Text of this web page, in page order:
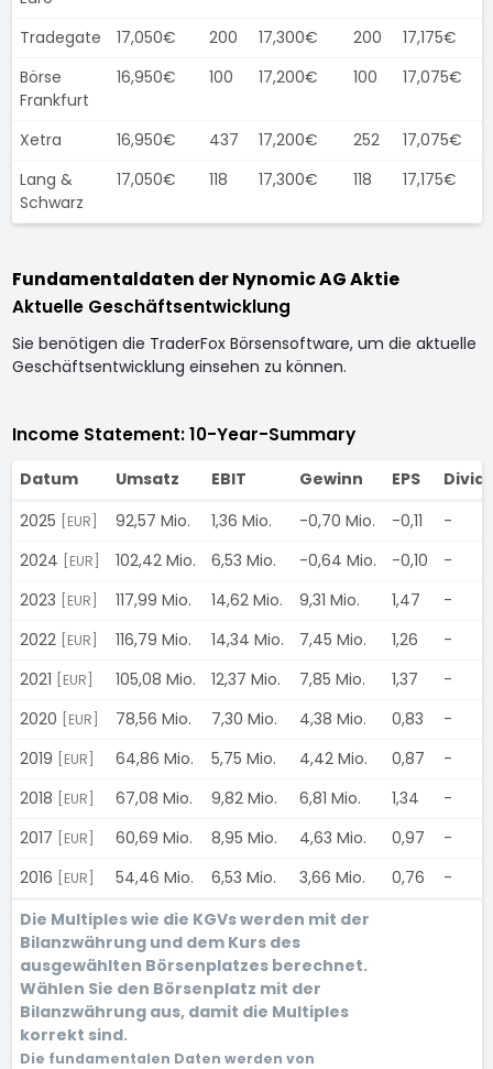
Tradegate 17,050€ 200 17,300€ 200
17,175€
Börse
Frankfurt
16,950€ 100 17,200€ 100 17,075€
Xetra 16,950€ 437 17,200€ 252
17,075€
Lang &
Schwarz
17,050€ 118 17,300€ 118 17,175€
Fundamentaldaten der Nynomic AG Aktie
Aktuelle Geschäftsentwicklung
Sie benötigen die TraderFox Börsensoftware, um die aktuelle
Geschäftsentwicklung einsehen zu können.
Income Statement: 10-Year-Summary
Datum Umsatz EBIT Gewinn EPS
2025
[EUR] 92,57 Mio. 1,36 Mio. -0,70 Mio. -0,11
-
2024
[EUR] 102,42 Mio. 6,53 Mio. -0,64 Mio. -0,10
-
2023
[EUR] 117,99 Mio. 14,62 Mio. 9,31 Mio. 1,47
-
2022
[EUR] 116,79 Mio. 14,34 Mio. 7,45 Mio. 1,26
-
2021
[EUR] 105,08 Mio. 12,37 Mio. 7,85 Mio. 1,37
-
2020
[EUR] 78,56 Mio. 7,30 Mio. 4,38 Mio. 0,83
-
2019
[EUR] 64,86 Mio. 5,75 Mio. 4,42 Mio. 0,87
-
2018
[EUR] 67,08 Mio. 9,82 Mio. 6,81 Mio. 1,34
-
2017
[EUR] 60,69 Mio. 8,95 Mio. 4,63 Mio. 0,97
-
2016
[EUR] 54,46 Mio. 6,53 Mio. 3,66 Mio. 0,76
-
Die Multiples wie die KGVs werden mit der
Bilanzwährung und dem Kurs des
ausgewählten Börsenplatzes berechnet.
Wählen Sie den Börsenplatz mit der
Bilanzwährung aus, damit die Multiples
korrekt sind.
Die fundamentalen Daten werden von